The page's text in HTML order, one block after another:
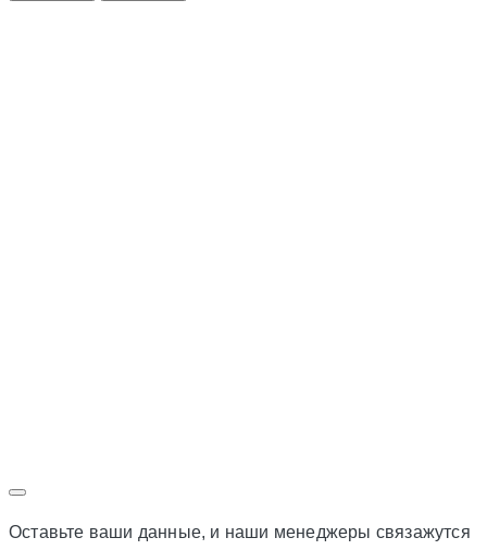
Оставьте ваши данные, и наши менеджеры связажутся